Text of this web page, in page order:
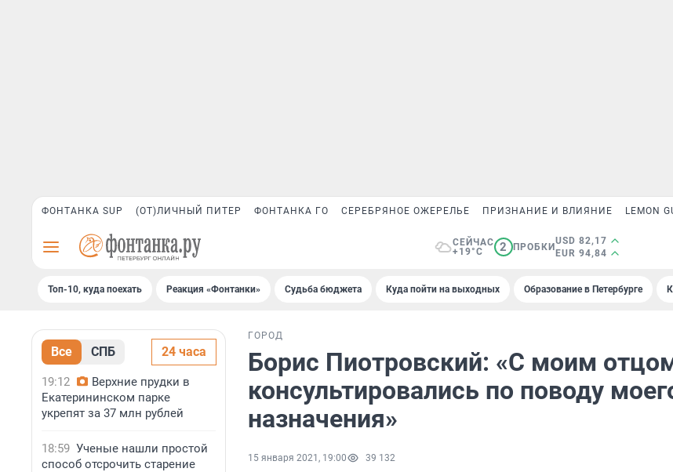
ФОНТАНКА SUP (ОТ)ЛИЧНЫЙ ПИТЕР ФОНТАНКА ГО СЕРЕБРЯНОЕ ОЖЕРЕЛЬЕ ПРИЗНАНИЕ И ВЛИЯНИЕ LEMON
СЕЙЧАС
+19°C
2 ПРОБКИ
USD 82,17
EUR 94,84
Топ-10, куда поехать Реакция «Фонтанки» Судьба бюджета Куда пойти на выходных Образование в Петербурге
Все СПБ 24 часа
19:12
Верхние прудки в
Екатерининском парке
укрепят за 37 млн рублей
18:59 Ученые нашли простой
способ отсрочить старение
ГОРОД
Борис Пиотровский: «С моим
консультировались по поводу
назначения»
15 января 2021, 19:00 39 132